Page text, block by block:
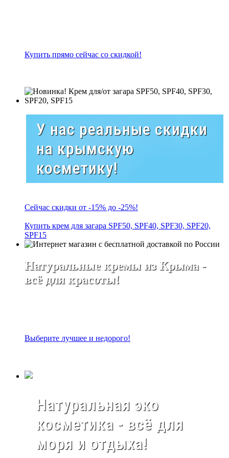
Купить прямо сейчас со скидкой!
У нас реальные скидки
на крымскую
косметику!
Сейчас скидки от -15% до -25%!
Купить крем для загара SPF50, SPF40, SPF30, SPF20,
SPF15
Натуральные кремы из Крыма -
всё для красоты!
Выберите лучшее и недорого!
Натуральная эко
косметика - всё для
моря и отдыха!